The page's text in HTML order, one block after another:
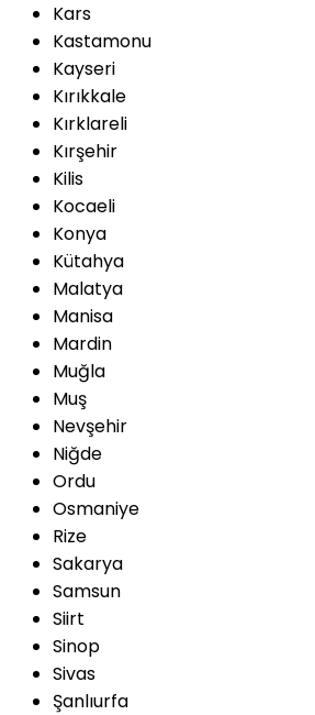
Kars
Kastamonu
Kayseri
Kırıkkale
Kırklareli
Kırşehir
Kilis
Kocaeli
Konya
Kütahya
Malatya
Manisa
Mardin
Muğla
Muş
Nevşehir
Niğde
Ordu
Osmaniye
Rize
Sakarya
Samsun
Siirt
Sinop
Sivas
Şanlıurfa